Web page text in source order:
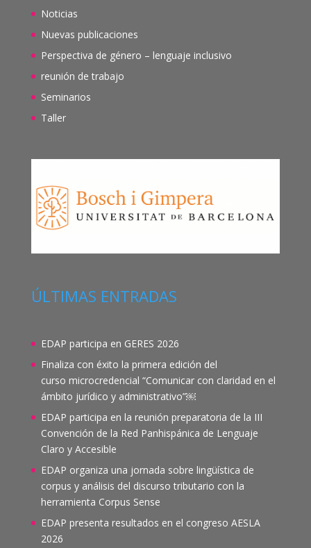
Noticias
Nuevas publicaciones
Perspectiva de género – lenguaje inclusivo
reunión de trabajo
Seminarios
Taller
ÚLTIMAS ENTRADAS
EDAP participa en GERES 2026
Finaliza con éxito la primera edición del
curso microcredencial “Comunicar con claridad en el
ámbito jurídico y administrativo”￼
EDAP participa en la reunión preparatoria de la III
Convención de la Red Panhispánica de Lenguaje
Claro y Accesible
EDAP organiza una jornada sobre lingüística de
corpus y análisis del discurso tributario con la
herramienta Corpus Sense
EDAP presenta resultados en el congreso AESLA
2026